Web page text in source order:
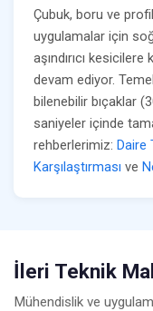
Çubuk, boru ve
uygulamalar için
aşındırıcı
devam ediyor.
bilenebilir bıçaklar
saniyeler içinde
rehberlerimiz: Daire
Karşılaştırması ve
İleri Teknik
Mühendislik ve